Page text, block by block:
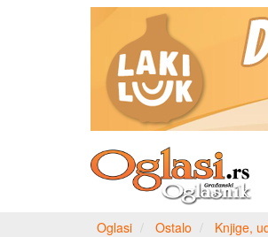
Oglasi Ostalo Knjige,